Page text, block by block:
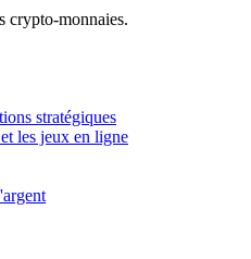
crypto-monnaies.
stratégiques
les jeux en ligne